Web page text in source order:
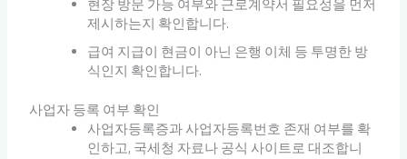
현장 방문 가능 여부와 근로계약서 필요성을 먼저
제시하는지 확인합니다.
급여 지급이 현금이 아닌 은행 이체 등 투명한 방
식인지 확인합니다.
사업자 등록 여부 확인
사업자등록증과 사업자등록번호 존재 여부를 확
인하고, 국세청 자료나 공식 사이트로 대조합니